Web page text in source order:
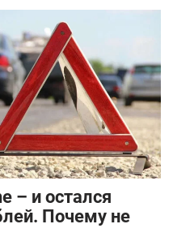
– и остался
Почему не